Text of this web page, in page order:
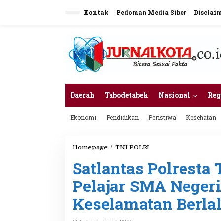
Kontak Pedoman Media Siber
Daerah Tabodetabek Nasional
Ekonomi Pendidikan Peristiwa Kesehatan
Homepage / TNI POLRI
t
l
a
n
t
a
Satlantas
Pelajar SMA
Keselamatan